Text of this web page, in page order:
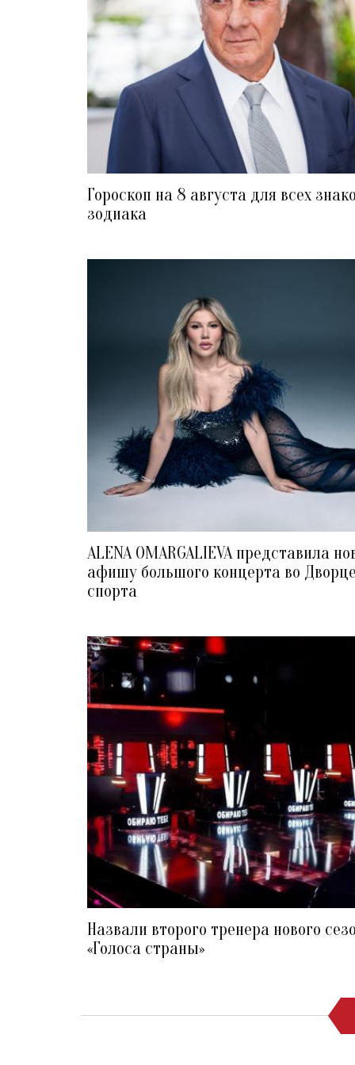
Гороскоп на 8 августа для всех
зодиака
ALENA OMARGALIEVA представила
афишу большого концерта во
спорта
Назвали второго тренера нового
«Голоса страны»